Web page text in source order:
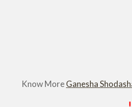
Know MoreGanesha